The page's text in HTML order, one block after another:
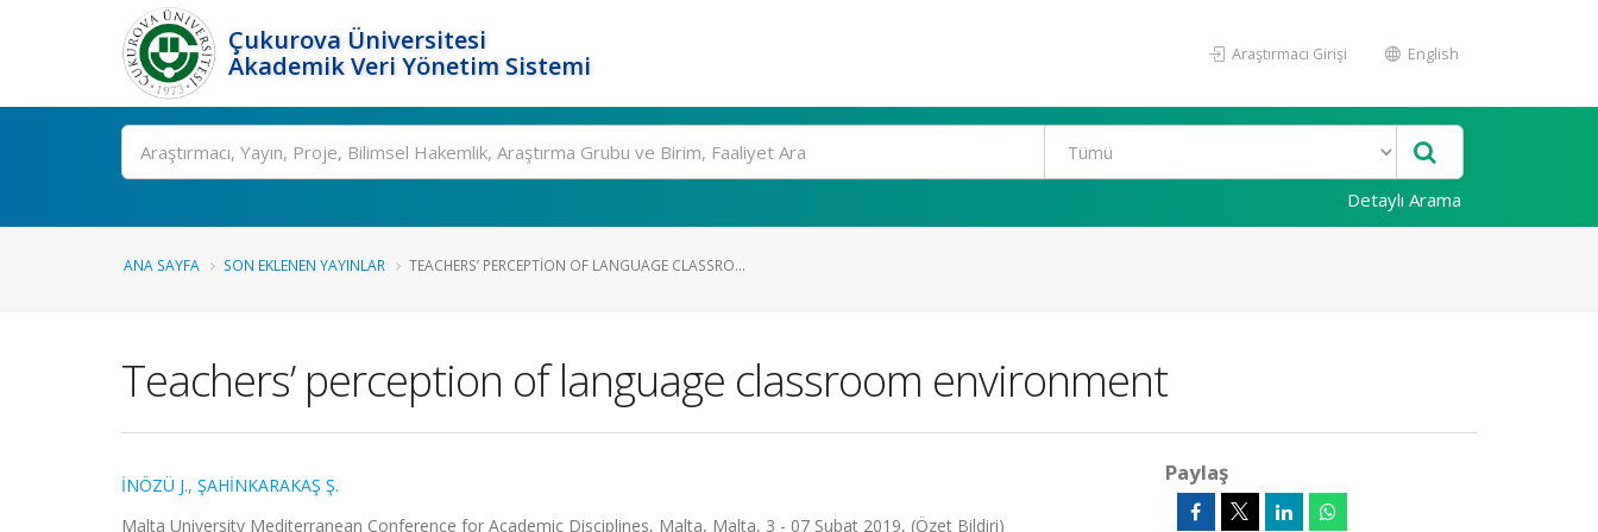
Çukurova Üniversitesi
Akademik Veri Yönetim Sistemi
Araştırmacı Girişi English
Ara
Detaylı Arama
ANA SAYFA SON EKLENEN YAYINLAR TEACHERS’ PERCEPTION OF LANGUAGE CLASSRO...
Teachers’ perception of language classroom environment
İNÖZÜ J., ŞAHİNKARAKAŞ Ş.
Malta University Mediterranean Conference for Academic Disciplines, Malta, Malta, 3 - 07 Şubat 2019, (Özet Bildiri)
Paylaş